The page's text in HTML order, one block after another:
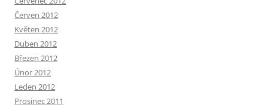
Červen 2012
Květen 2012
Duben 2012
Březen 2012
Únor 2012
Leden 2012
Prosinec 2011